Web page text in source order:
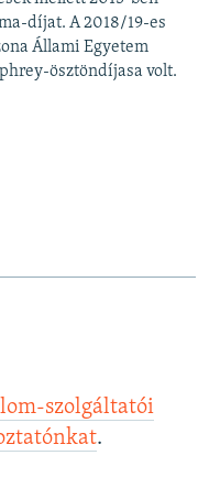
díjat. A 2018/19-es
Állami Egyetem
ösztöndíjasa volt.
szolgáltatói
.